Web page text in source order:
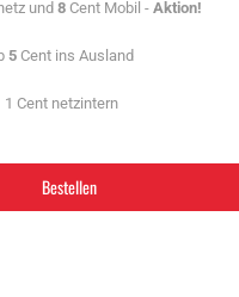
und8 Cent Mobil -Aktion!
5 Cent ins Ausland
1 Cent netzintern
Bestellen